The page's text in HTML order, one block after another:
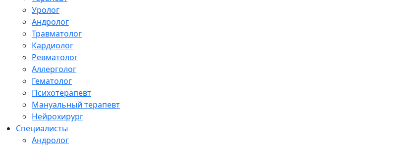
Уролог
Андролог
Травматолог
Кардиолог
Ревматолог
Аллерголог
Гематолог
Психотерапевт
Мануальный терапевт
Нейрохирург
Специалисты
Андролог